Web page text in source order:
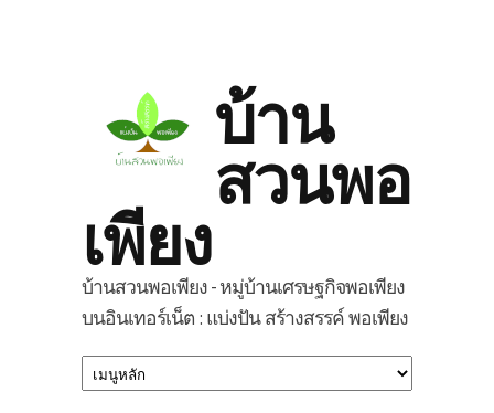
บ้าน
สวนพอ
เพียง
บ้านสวนพอเพียง - หมู่บ้านเศรษฐกิจพอเพียง
บนอินเทอร์เน็ต : แบ่งปัน สร้างสรรค์ พอเพียง